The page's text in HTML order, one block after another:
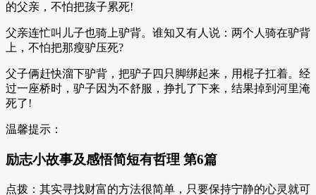
的父亲，不怕把孩子累死!
父亲连忙叫儿子也骑上驴背。谁知又有人说：两个人骑在驴背
上，不怕把那瘦驴压死?
父子俩赶快溜下驴背，把驴子四只脚绑起来，用棍子扛着。经
过一座桥时，驴子因为不舒服，挣扎了下来，结果掉到河里淹
死了!
温馨提示：
励志小故事及感悟简短有哲理 第6篇
点拨：其实寻找财富的方法很简单，只要保持宁静的心灵就可